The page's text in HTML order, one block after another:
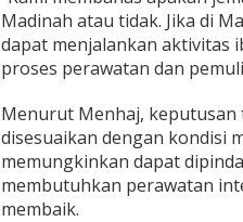
Madinah atau tidak. Jika di
dapat menjalankan aktivitas
proses perawatan dan
Menurut Menhaj, keputusan
disesuaikan dengan kondisi
memungkinkan dapat
membutuhkan perawatan
membaik.